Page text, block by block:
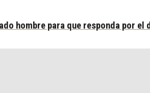
hombre para que responda por